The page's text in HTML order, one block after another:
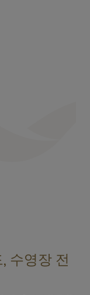
수영장 전